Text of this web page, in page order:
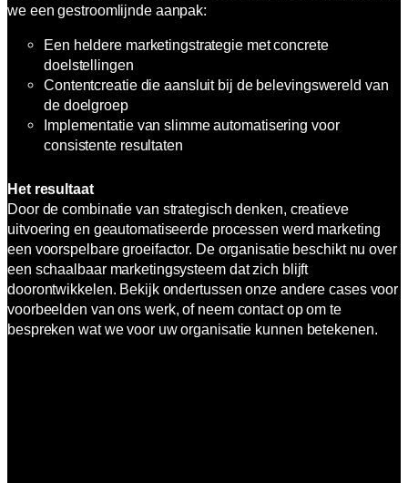
we een gestroomlijnde aanpak:
Een heldere marketingstrategie met concrete
doelstellingen
Contentcreatie die aansluit bij de belevingswereld van
de doelgroep
Implementatie van slimme automatisering voor
consistente resultaten
Het resultaat
Door de combinatie van strategisch denken, creatieve
uitvoering en geautomatiseerde processen werd marketing
een voorspelbare groeifactor. De organisatie beschikt nu over
een schaalbaar marketingsysteem dat zich blijft
doorontwikkelen. Bekijk ondertussen onze andere cases voor
voorbeelden van ons werk, of neem contact op om te
bespreken wat we voor uw organisatie kunnen betekenen.